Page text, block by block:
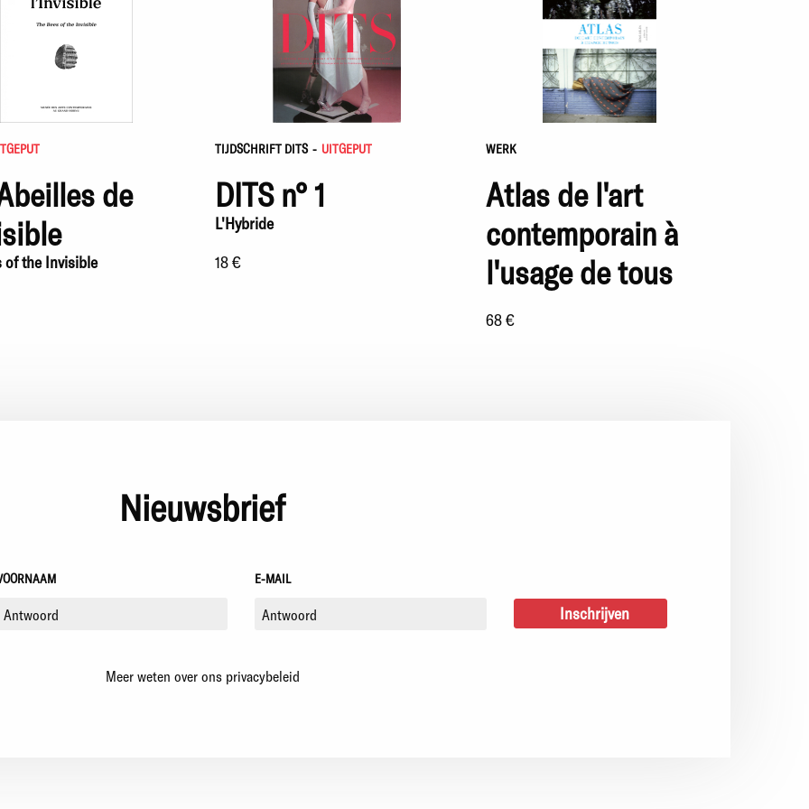
de
of the Invisible
TIJDSCHRIFT DITS - UITGEPUT
DITS n° 1
L'Hybride
18 €
WERK
Atlas de l'art
contemporain à
l'usage de tous
68 €
Nieuwsbrief
E-MAIL
Meer weten over ons privacybeleid